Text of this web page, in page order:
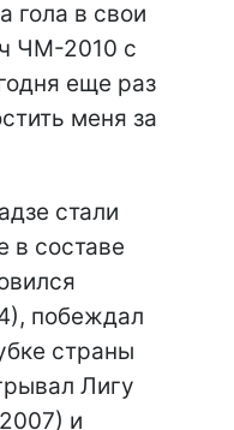
гола в свои
ЧМ-2010 с
еще раз
меня за
стали
в составе
побеждал
страны
Лигу
и